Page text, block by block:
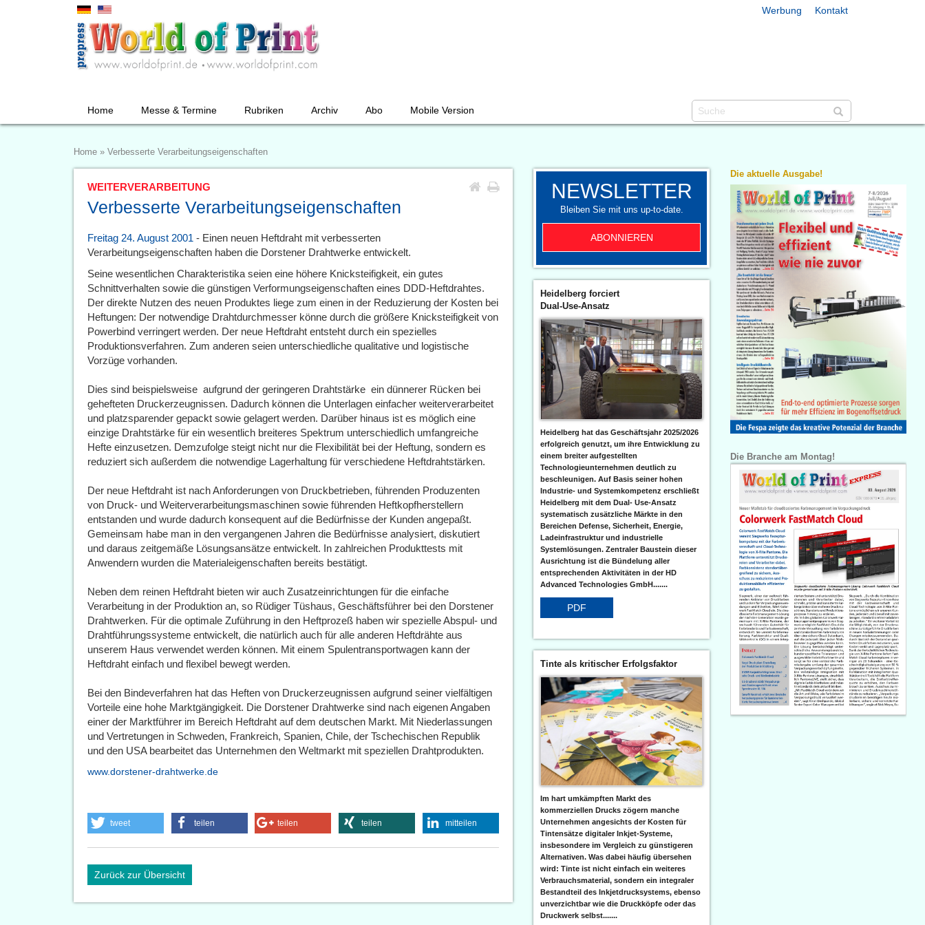
Werbung Kontakt
Home Messe & Termine Rubriken Archiv Abo Mobile Version
Home » Verbesserte Verarbeitungseigenschaften
WEITERVERARBEITUNG
Verbesserte Verarbeitungseigenschaften
Freitag 24. August 2001 - Einen neuen Heftdraht mit verbesserten
Verarbeitungseigenschaften haben die Dorstener Drahtwerke entwickelt.
Seine wesentlichen Charakteristika seien eine höhere Knicksteifigkeit, ein gutes
Schnittverhalten sowie die günstigen Verformungseigenschaften eines DDD-Heftdrahtes.
Der direkte Nutzen des neuen Produktes liege zum einen in der Reduzierung der Kosten bei
Heftungen: Der notwendige Drahtdurchmesser könne durch die größere Knicksteifigkeit von
Powerbind verringert werden. Der neue Heftdraht entsteht durch ein spezielles
Produktionsverfahren. Zum anderen seien unterschiedliche qualitative und logistische
Vorzüge vorhanden.
Dies sind beispielsweise  aufgrund der geringeren Drahtstärke  ein dünnerer Rücken bei
gehefteten Druckerzeugnissen. Dadurch können die Unterlagen einfacher weiterverarbeitet
und platzsparender gepackt sowie gelagert werden. Darüber hinaus ist es möglich eine
einzige Drahtstärke für ein wesentlich breiteres Spektrum unterschiedlich umfangreiche
Hefte einzusetzen. Demzufolge steigt nicht nur die Flexibilität bei der Heftung, sondern es
reduziert sich außerdem die notwendige Lagerhaltung für verschiedene Heftdrahtstärken.
Der neue Heftdraht ist nach Anforderungen von Druckbetrieben, führenden Produzenten
von Druck- und Weiterverarbeitungsmaschinen sowie führenden Heftkopfherstellern
entstanden und wurde dadurch konsequent auf die Bedürfnisse der Kunden angepaßt.
Gemeinsam habe man in den vergangenen Jahren die Bedürfnisse analysiert, diskutiert
und daraus zeitgemäße Lösungsansätze entwickelt. In zahlreichen Produkttests mit
Anwendern wurden die Materialeigenschaften bereits bestätigt.
Neben dem reinen Heftdraht bieten wir auch Zusatzeinrichtungen für die einfache
Verarbeitung in der Produktion an, so Rüdiger Tüshaus, Geschäftsführer bei den Dorstener
Drahtwerken. Für die optimale Zuführung in den Heftprozeß haben wir spezielle Abspul- und
Drahtführungssysteme entwickelt, die natürlich auch für alle anderen Heftdrähte aus
unserem Haus verwendet werden können. Mit einem Spulentransportwagen kann der
Heftdraht einfach und flexibel bewegt werden.
Bei den Bindeverfahren hat das Heften von Druckerzeugnissen aufgrund seiner vielfältigen
Vorteile eine hohe Marktgängigkeit. Die Dorstener Drahtwerke sind nach eigenen Angaben
einer der Marktführer im Bereich Heftdraht auf dem deutschen Markt. Mit Niederlassungen
und Vertretungen in Schweden, Frankreich, Spanien, Chile, der Tschechischen Republik
und den USA bearbeitet das Unternehmen den Weltmarkt mit speziellen Drahtprodukten.
www.dorstener-drahtwerke.de
tweet teilen teilen teilen mitteilen
Zurück zur Übersicht
NEWSLETTER
Bleiben Sie mit uns up-to-date.
ABONNIEREN
Heidelberg forciert
Dual-Use-Ansatz
Heidelberg hat das Geschäftsjahr 2025/2026
erfolgreich genutzt, um ihre Entwicklung zu
einem breiter aufgestellten
Technologieunternehmen deutlich zu
beschleunigen. Auf Basis seiner hohen
Industrie- und Systemkompetenz erschließt
Heidelberg mit dem Dual- Use-Ansatz
systematisch zusätzliche Märkte in den
Bereichen Defense, Sicherheit, Energie,
Ladeinfrastruktur und industrielle
Systemlösungen. Zentraler Baustein dieser
Ausrichtung ist die Bündelung aller
entsprechenden Aktivitäten in der HD
Advanced Technologies GmbH.......
PDF
Tinte als kritischer Erfolgsfaktor
Im hart umkämpften Markt des
kommerziellen Drucks zögern manche
Unternehmen angesichts der Kosten für
Tintensätze digitaler Inkjet-Systeme,
insbesondere im Vergleich zu günstigeren
Alternativen. Was dabei häufig übersehen
wird: Tinte ist nicht einfach ein weiteres
Verbrauchsmaterial, sondern ein integraler
Bestandteil des Inkjetdrucksystems, ebenso
unverzichtbar wie die Druckköpfe oder das
Druckwerk selbst.......
Die aktuelle Ausgabe!
Die Branche am Montag!